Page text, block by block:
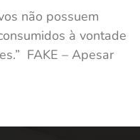
não possuem
à vontade
FAKE – Apesar